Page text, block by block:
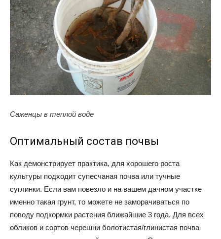
Саженцы в теплой воде
Оптимальный состав почвы
Как демонстрирует практика, для хорошего роста
культуры подходит супесчаная почва или тучные
суглинки. Если вам повезло и на вашем дачном участке
именно такая грунт, то можете не заморачиваться по
поводу подкормки растения ближайшие 3 года. Для всех
обликов и сортов черешни болотистая/глинистая почва